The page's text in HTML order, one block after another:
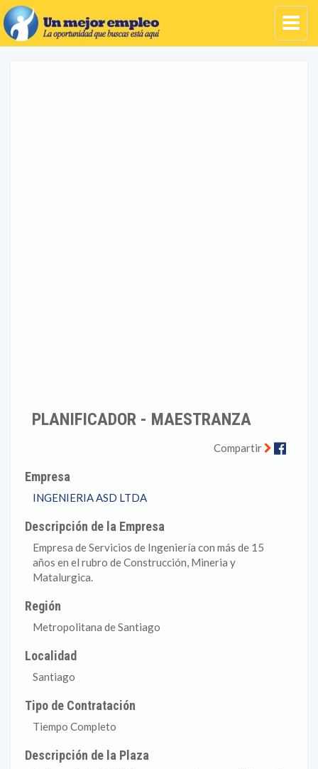
PLANIFICADOR - MAESTRANZA
Compartir
Empresa
INGENIERIA ASD LTDA
Descripción de la Empresa
Empresa de Servicios de Ingeniería con más de 15
años en el rubro de Construcción, Mineria y
Matalurgica.
Región
Metropolitana de Santiago
Localidad
Santiago
Tipo de Contratación
Tiempo Completo
Descripción de la Plaza